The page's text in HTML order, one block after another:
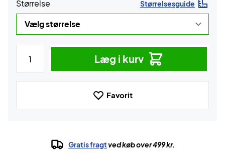
Størrelse Størrelsesguide
Læg i kurv
Favorit
Gratis fragtved køb over 499 kr.